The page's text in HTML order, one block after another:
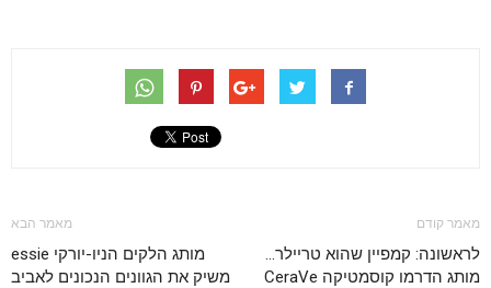
מאמר קודם
לראשונה: קמפיין שהוא טריילר…
מותג הדרמו קוסמטיקה CeraVe
מאמר הבא
מותג הלקים הניו-יורקי essie
משיק את הגוונים הנכונים לאביב